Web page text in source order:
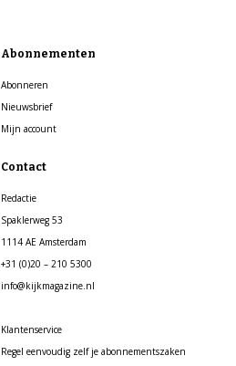
Abonnementen
Abonneren
Nieuwsbrief
Mijn account
Contact
Redactie
Spaklerweg 53
1114 AE Amsterdam
+31 (0)20 – 210 5300
info@kijkmagazine.nl
Klantenservice
Regel eenvoudig zelf je abonnementszaken